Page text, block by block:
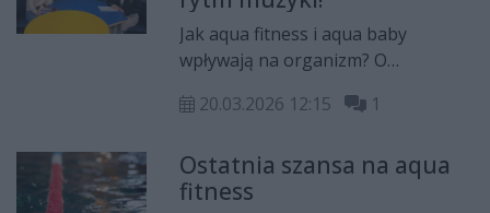
Jak aqua fitness i aqua baby
wpływają na organizm? O
ruchowych w wodzie opowiedziała
w rozmowie Natalii Pętelskiej dla
Radia Rekord.
20.03.2026 12:15 1
Ostatnia szansa na aqua
fitness